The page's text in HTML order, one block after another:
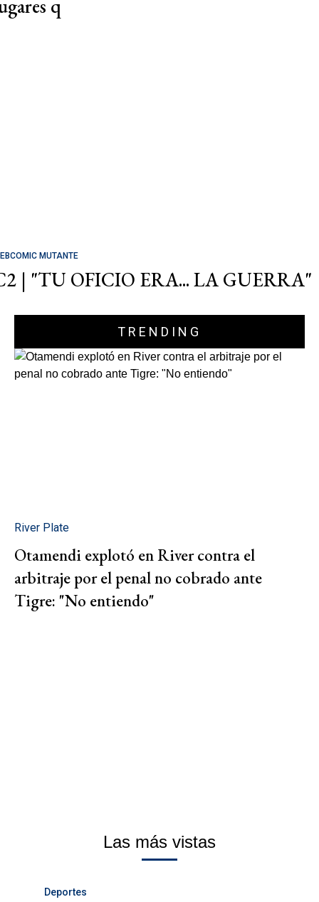
q
MUTANTE
| "TU OFICIO ERA... LA GUERRA"
TRENDING
River Plate
Otamendi explotó en River contra el
arbitraje por el penal no cobrado ante
Tigre: "No entiendo"
Las más vistas
Deportes